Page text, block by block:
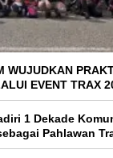
WUJUDKAN
EVENT TRAX
1 Dekade
Pahlawan